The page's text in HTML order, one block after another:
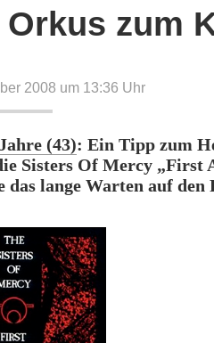
Orkus zum
2008 um 13:36 Uhr
(43): Ein Tipp zum
Sisters Of Mercy „First
das lange Warten auf